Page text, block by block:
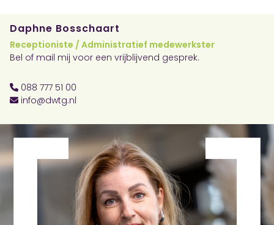
Daphne Bosschaart
Receptioniste / Administratief medewerkster
Bel of mail mij voor een vrijblijvend gesprek.
088 777 51 00
info@dwtg.nl